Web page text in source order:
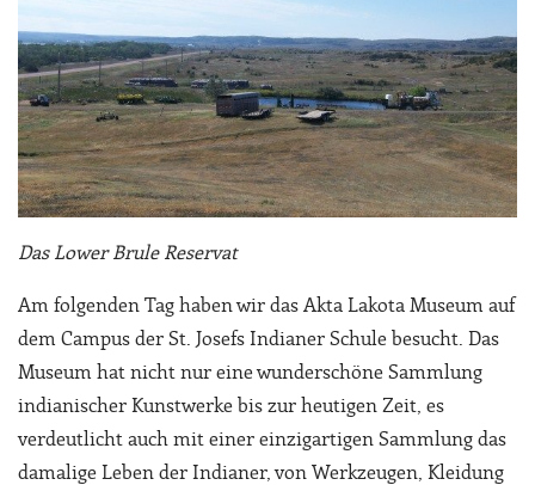
Das Lower Brule Reservat
Am folgenden Tag haben wir das Akta Lakota Museum auf
dem Campus der St. Josefs Indianer Schule besucht. Das
Museum hat nicht nur eine wunderschöne Sammlung
indianischer Kunstwerke bis zur heutigen Zeit, es
verdeutlicht auch mit einer einzigartigen Sammlung das
damalige Leben der Indianer, von Werkzeugen, Kleidung